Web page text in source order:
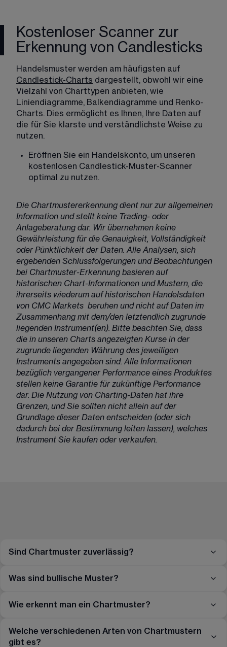
Kostenloser Scanner zur
Erkennung von Candlesticks
Handelsmuster werden am häufigsten auf
Candlestick-Charts dargestellt, obwohl wir eine
Vielzahl von Charttypen anbieten, wie
Liniendiagramme, Balkendiagramme und Renko-
Charts. Dies ermöglicht es Ihnen, Ihre Daten auf
die für Sie klarste und verständlichste Weise zu
nutzen.
Eröffnen Sie ein Handelskonto, um unseren
kostenlosen Candlestick-Muster-Scanner
optimal zu nutzen.
Die Chartmustererkennung dient nur zur allgemeinen
Information und stellt keine Trading- oder
Anlageberatung dar. Wir übernehmen keine
Gewährleistung für die Genauigkeit, Vollständigkeit
oder Pünktlichkeit der Daten. Alle Analysen, sich
ergebenden Schlussfolgerungen und Beobachtungen
bei Chartmuster-Erkennung basieren auf
historischen Chart-Informationen und Mustern, die
ihrerseits wiederum auf historischen Handelsdaten
von CMC Markets  beruhen und nicht auf Daten im
Zusammenhang mit dem/den letztendlich zugrunde
liegenden Instrument(en). Bitte beachten Sie, dass
die in unseren Charts angezeigten Kurse in der
zugrunde liegenden Währung des jeweiligen
Instruments angegeben sind. Alle Informationen
bezüglich vergangener Performance eines Produktes
stellen keine Garantie für zukünftige Performance
dar. Die Nutzung von Charting-Daten hat ihre
Grenzen, und Sie sollten nicht allein auf der
Grundlage dieser Daten entscheiden (oder sich
dadurch bei der Bestimmung leiten lassen), welches
Instrument Sie kaufen oder verkaufen.
Sind Chartmuster zuverlässig?
Was sind bullische Muster?
Wie erkennt man ein Chartmuster?
Welche verschiedenen Arten von Chartmustern
gibt es?